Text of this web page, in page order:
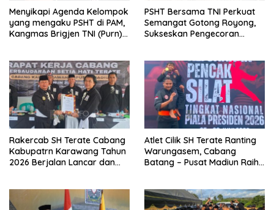
Menyikapi Agenda Kelompok
yang mengaku PSHT di PAM,
Kangmas Brigjen TNI (Purn)
PSHT Bersama TNI Perkuat
Semangat Gotong Royong,
Sukseskan Pengecoran
Rakercab SH Terate Cabang
Kabupatrn Karawang Tahun
2026 Berjalan Lancar dan
Atlet Cilik SH Terate Ranting
Warungasem, Cabang
Batang – Pusat Madiun Raih